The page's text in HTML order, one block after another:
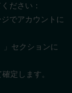
ださい：
でアカウントに
セクションに
定します。